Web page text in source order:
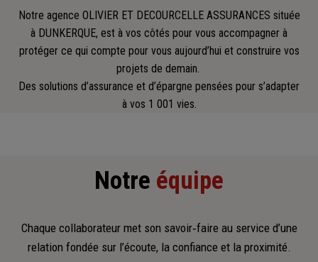
Notre agence OLIVIER ET DECOURCELLE ASSURANCES située
à DUNKERQUE, est à vos côtés pour vous accompagner à
protéger ce qui compte pour vous aujourd’hui et construire vos
projets de demain.
Des solutions d’assurance et d’épargne pensées pour s’adapter
à vos 1 001 vies.
Notre équipe
Chaque collaborateur met son savoir‑faire au service d’une
relation fondée sur l’écoute, la confiance et la proximité.